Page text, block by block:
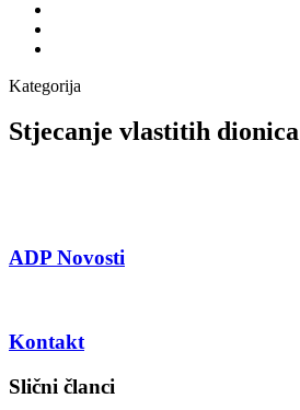
Kategorija
Stjecanje vlastitih dionica
ADP Novosti
Kontakt
Slični članci